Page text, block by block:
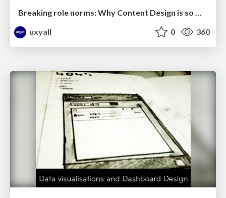
Breaking role norms: Why Content Design is so much more than writing copy - Taylor Woolridge
uxyall
0 360